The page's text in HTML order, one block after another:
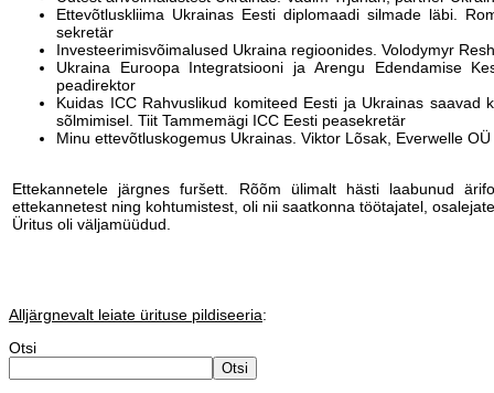
Ettevõtluskliima Ukrainas Eesti diplomaadi silmade läbi.
sekretär
Investeerimisvõimalused Ukraina regioonides. Volodymyr
Ukraina Euroopa Integratsiooni ja Arengu Edendamise
peadirektor
Kuidas ICC Rahvuslikud komiteed Eesti ja Ukrainas saavad
sõlmimisel. Tiit Tammemägi ICC Eesti peasekretär
Minu ettevõtluskogemus Ukrainas. Viktor Lõsak, Everwelle
Ettekannetele järgnes furšett. Rõõm ülimalt hästi laabunud
ettekannetest ning kohtumistest, oli nii saatkonna töötajatel,
Üritus oli väljamüüdud.
Alljärgnevalt leiate ürituse pildiseeria:
Otsi
Otsi